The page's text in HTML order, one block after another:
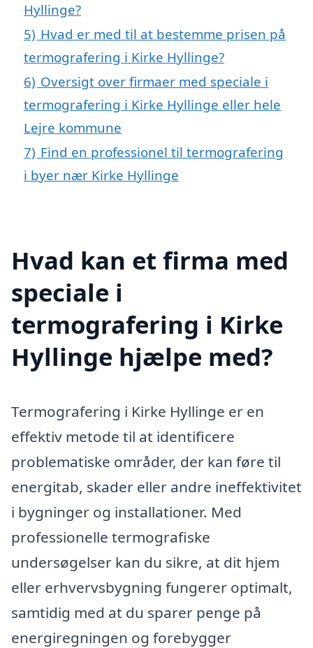
Hyllinge?
5) Hvad er med til at bestemme prisen på
termografering i Kirke Hyllinge?
6) Oversigt over firmaer med speciale i
termografering i Kirke Hyllinge eller hele
Lejre kommune
7) Find en professionel til termografering
i byer nær Kirke Hyllinge
Hvad kan et firma med
speciale i
termografering i Kirke
Hyllinge hjælpe med?
Termografering i Kirke Hyllinge er en
effektiv metode til at identificere
problematiske områder, der kan føre til
energitab, skader eller andre ineffektivitet
i bygninger og installationer. Med
professionelle termografiske
undersøgelser kan du sikre, at dit hjem
eller erhvervsbygning fungerer optimalt,
samtidig med at du sparer penge på
energiregningen og forebygger